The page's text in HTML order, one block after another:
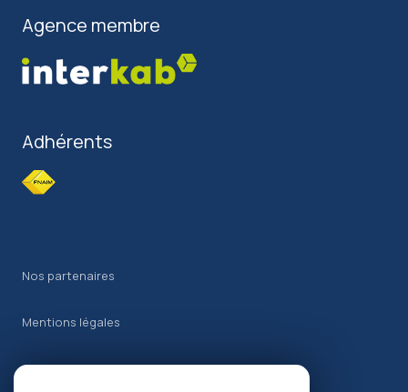
Agence membre
Adhérents
Nos partenaires
Mentions légales
Admin